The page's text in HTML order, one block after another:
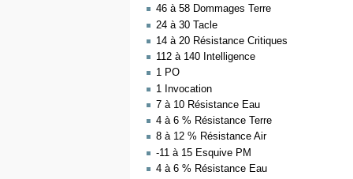
46 à 58 Dommages Terre
24 à 30 Tacle
14 à 20 Résistance Critiques
112 à 140 Intelligence
1 PO
1 Invocation
7 à 10 Résistance Eau
4 à 6 % Résistance Terre
8 à 12 % Résistance Air
-11 à 15 Esquive PM
4 à 6 % Résistance Eau